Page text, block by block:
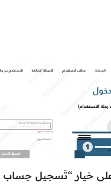
خيار “تَسجيل حِساب